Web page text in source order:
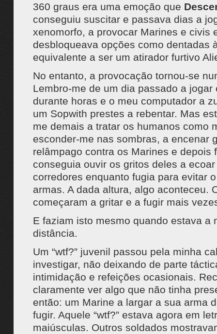
360 graus era uma emoção que
conseguiu suscitar e passava dias a
xenomorfo, a provocar Marines e civis
desbloqueava opções como dentadas
equivalente a ser um atirador furtivo
No entanto, a provocação tornou-se
Lembro-me de um dia passado a jogar
durante horas e o meu computador a
um Sopwith prestes a rebentar. Mas
me demais a tratar os humanos como
esconder-me nas sombras, a encenar
relâmpago contra os Marines e depois
conseguia ouvir os gritos deles a
corredores enquanto fugia para evitar
armas. A dada altura, algo aconteceu.
começaram a gritar e a fugir mais
E faziam isto mesmo quando estava a
distância.
Um “wtf?” juvenil passou pela minha
investigar, não deixando de parte
intimidação e refeições ocasionais.
claramente ver algo que não tinha
então: um Marine a largar a sua arma
fugir. Aquele “wtf?” estava agora em
maiúsculas. Outros soldados